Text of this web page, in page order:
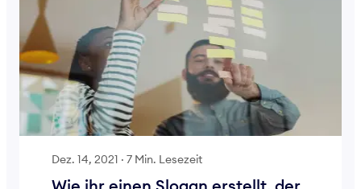
Dez. 14, 2021 · 7 Min. Lesezeit